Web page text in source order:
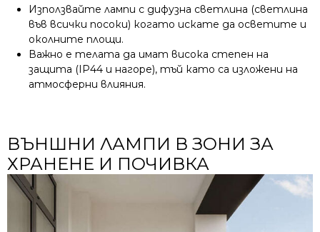
Използвайте лампи с дифузна светлина (светлина
във всички посоки) когато искате да осветите и
околните площи.
Важно е телата да имат висока степен на
защита (IP44 и нагоре), тъй като са изложени на
атмосферни влияния.
ВЪНШНИ ЛАМПИ В ЗОНИ ЗА
ХРАНЕНЕ И ПОЧИВКА